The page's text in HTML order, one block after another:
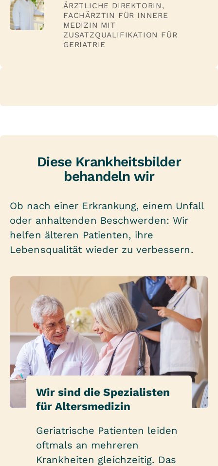
ÄRZTLICHE DIREKTORIN,
FACHÄRZTIN FÜR INNERE
MEDIZIN MIT
ZUSATZQUALIFIKATION FÜR
GERIATRIE
Diese Krankheitsbilder
behandeln wir
Ob nach einer Erkrankung, einem Unfall
oder anhaltenden Beschwerden: Wir
helfen älteren Patienten, ihre
Lebensqualität wieder zu verbessern.
Wir sind die Spezialisten
für Altersmedizin
Geriatrische Patienten leiden
oftmals an mehreren
Krankheiten gleichzeitig. Das